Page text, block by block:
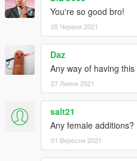
You're so good bro!
05 Червня 2021
Daz
Any way of having
27 Липня 2021
salt21
Any female additions?
01 Вересня 2021